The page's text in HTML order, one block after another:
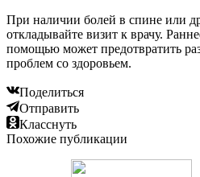
При наличии болей в спине или
откладывайте визит к врачу.
помощью может предотвратить
проблем со здоровьем.
Поделиться
Отправить
Класснуть
Похожие публикации